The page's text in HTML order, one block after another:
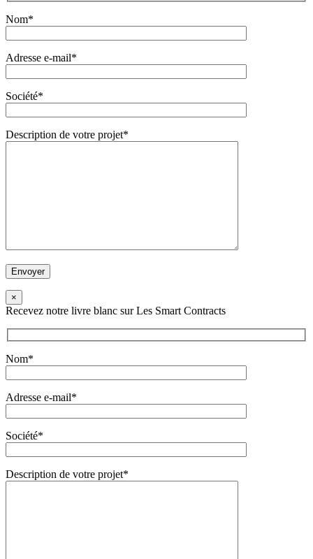
Nom*
Adresse e-mail*
Société*
Description de votre projet*
×
Recevez notre livre blanc sur Les Smart Contracts
Nom*
Adresse e-mail*
Société*
Description de votre projet*